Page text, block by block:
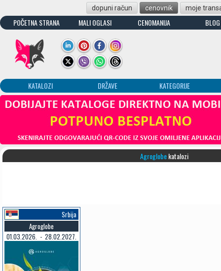
dopuni račun cenovnik moje
POČETNA STRANA MALI OGLASI CENOMANIJA BLOG
KATALOZI DRŽAVE KATEGORIJE
Agroglobekatalozi
Srbija
Agroglobe
01.03.2026. - 28.02.2027.